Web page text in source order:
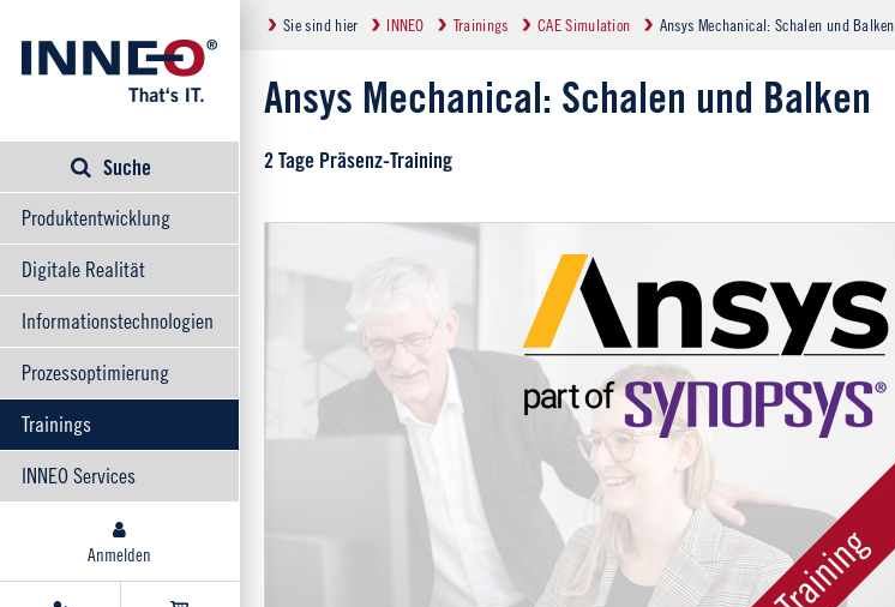
Sie sind hier INNEO Trainings CAE Simulation Ansys Mechanical: Schalen und Balken
Ansys Mechanical: Schalen und Balken
2 Tage Präsenz-Training
Suche
Produktentwicklung
Digitale Realität
Informationstechnologien
Prozessoptimierung
Trainings
INNEO Services
Anmelden